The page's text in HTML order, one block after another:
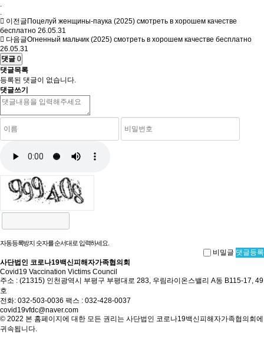
.
.
이전글 Поцелуй женщины-паука (2025) смотреть в хорошем качестве
бесплатно 26.05.31
다음글Огненный мальчик (2025) смотреть в хорошем качестве бесплатно
26.05.31
댓글 0
댓글목록
등록된 댓글이 없습니다.
댓글쓰기
자동등록방지 숫자를 순서대로 입력하세요.
비밀글 댓글등록
사단법인 코로나19백신피해자가족협의회
Covid19 Vaccination Victims Council
주소 : (21315) 인천광역시 부평구 부평대로 283, 우림라이온스밸리 A동 B115-17, 49
호
전화: 032-503-0036 팩스 : 032-428-0037
covid19vfdc@naver.com
© 2022 본 홈페이지에 대한 모든 권리는 사단법인 코로나19백신피해자가족협의회에
귀속됩니다.